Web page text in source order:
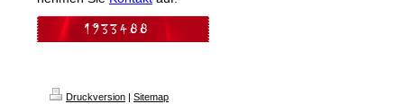
Druckversion | Sitemap